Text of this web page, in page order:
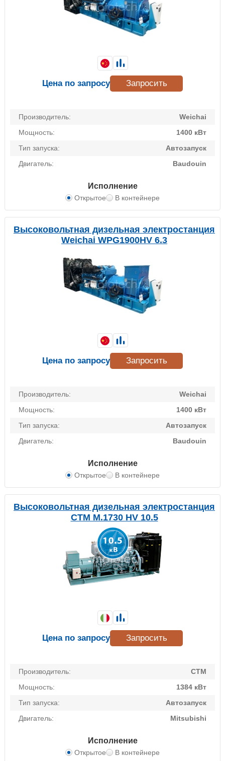
Производитель:
Weichai
Мощность:
1400 кВт
Тип запуска:
Автозапуск
Двигатель:
Baudouin
Исполнение
Открытое В контейнере
Цена по запросу Запросить
Высоковольтная дизельная электростанция
Weichai WPG1900HV 6.3
Производитель:
Weichai
Мощность:
1400 кВт
Тип запуска:
Автозапуск
Двигатель:
Baudouin
Исполнение
Открытое В контейнере
Цена по запросу Запросить
Высоковольтная дизельная электростанция
CTM M.1730 HV 10.5
Производитель:
CTM
Мощность:
1384 кВт
Тип запуска:
Автозапуск
Двигатель:
Mitsubishi
Исполнение
Открытое В контейнере
Цена по запросу Запросить